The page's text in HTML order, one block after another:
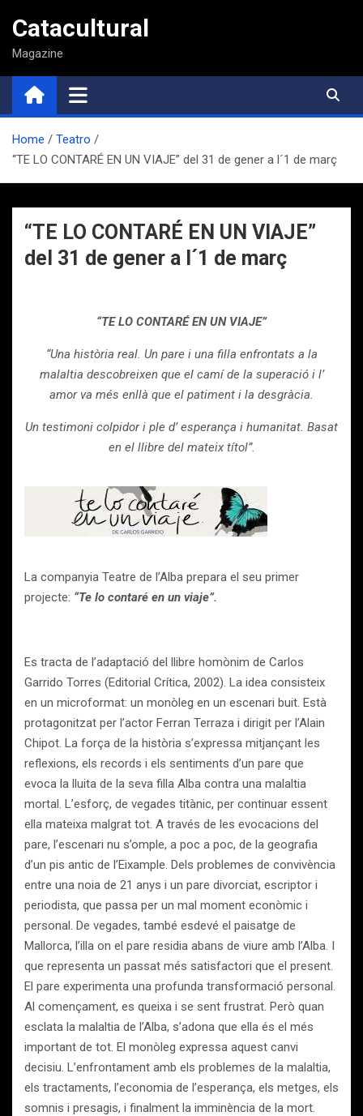
contenido
Catacultural
Magazine
Home
Teatro
“TE LO CONTARÉ EN UN VIAJE” del 31 de gener a l´1 de març
“TE LO CONTARÉ EN UN VIAJE”
del 31 de gener a l´1 de març
“TE LO CONTARÉ EN UN VIAJE”
“Una història real. Un pare i una filla enfrontats a la
malaltia descobreixen que el camí de la superació i l’
amor va més enllà que el patiment i la desgràcia.
Un testimoni colpidor i ple d’ esperança i humanitat. Basat
en el llibre del mateix títol”.
La companyia Teatre de l’Alba prepara el seu primer
projecte: “Te lo contaré en un viaje”.
Es tracta de l’adaptació del llibre homònim de Carlos
Garrido Torres (Editorial Crítica, 2002). La idea consisteix
en un microformat: un monòleg en un escenari buit. Està
protagonitzat per l’actor Ferran Terraza i dirigit per l’Alain
Chipot. La força de la història s’expressa mitjançant les
reflexions, els records i els sentiments d’un pare que
evoca la lluita de la seva filla Alba contra una malaltia
mortal. L’esforç, de vegades titànic, per continuar essent
ella mateixa malgrat tot. A través de les evocacions del
pare, l’escenari nu s’omple, a poc a poc, de la geografia
d’un pis antic de l’Eixample. Dels problemes de convivència
entre una noia de 21 anys i un pare divorciat, escriptor i
periodista, que passa per un mal moment econòmic i
personal. De vegades, també esdevé el paisatge de
Mallorca, l’illa on el pare residia abans de viure amb l’Alba. I
que representa un passat més satisfactori que el present.
El pare experimenta una profunda transformació personal.
Al començament, es queixa i se sent frustrat. Però quan
esclata la malaltia de l’Alba, s’adona que ella és el més
important de tot. El monòleg expressa aquest canvi
decisiu. L’enfrontament amb els problemes de la malaltia,
els tractaments, l’economia de l’esperança, els metges, els
somnis i presagis, i finalment la imminència de la mort.